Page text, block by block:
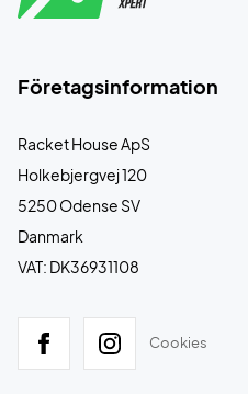
Företagsinformation
Racket House ApS
Holkebjergvej 120
5250 Odense SV
Danmark
VAT: DK36931108
Cookies